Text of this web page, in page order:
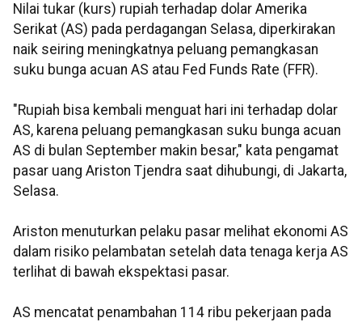
Nilai tukar (kurs) rupiah terhadap dolar Amerika
Serikat (AS) pada perdagangan Selasa, diperkirakan
naik seiring meningkatnya peluang pemangkasan
suku bunga acuan AS atau Fed Funds Rate (FFR).
"Rupiah bisa kembali menguat hari ini terhadap dolar
AS, karena peluang pemangkasan suku bunga acuan
AS di bulan September makin besar," kata pengamat
pasar uang Ariston Tjendra saat dihubungi, di Jakarta,
Selasa.
Ariston menuturkan pelaku pasar melihat ekonomi AS
dalam risiko pelambatan setelah data tenaga kerja AS
terlihat di bawah ekspektasi pasar.
AS mencatat penambahan 114 ribu pekerjaan pada